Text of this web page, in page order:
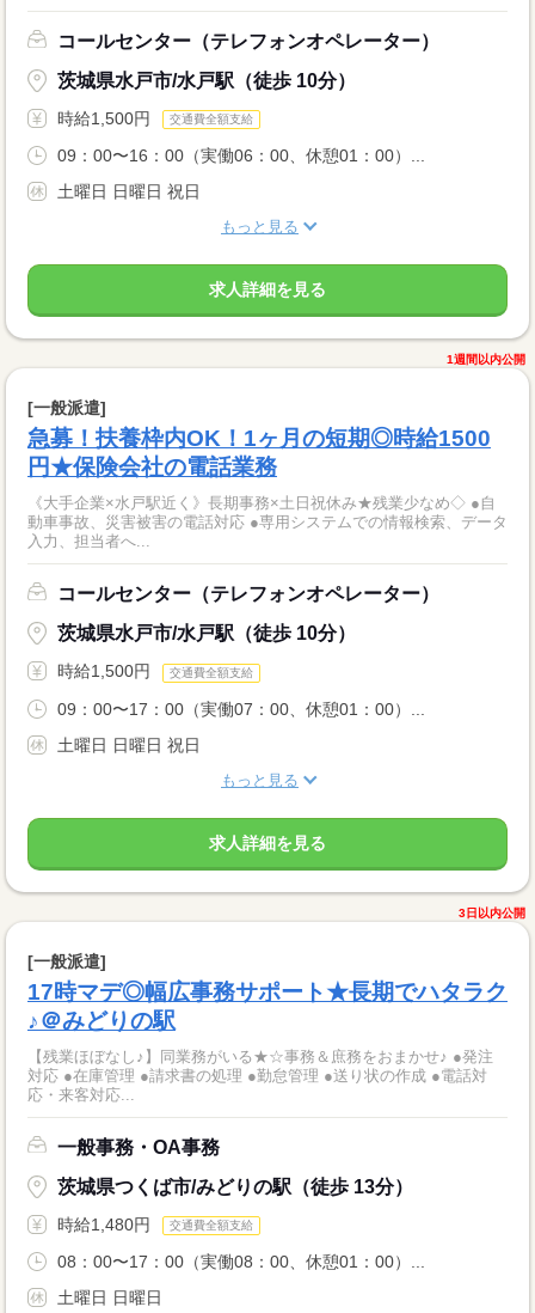
コールセンター（テレフォンオペレーター）
茨城県水戸市/水戸駅（徒歩 10分）
時給1,500円 交通費全額支給
09：00〜16：00（実働06：00、休憩01：00）...
土曜日 日曜日 祝日
もっと見る
求人詳細を見る
1週間以内公開
[一般派遣]
急募！扶養枠内OK！1ヶ月の短期◎時給1500
円★保険会社の電話業務
《大手企業×水戸駅近く》長期事務×土日祝休み★残業少なめ◇ ●自
動車事故、災害被害の電話対応 ●専用システムでの情報検索、データ
入力、担当者へ...
コールセンター（テレフォンオペレーター）
茨城県水戸市/水戸駅（徒歩 10分）
時給1,500円 交通費全額支給
09：00〜17：00（実働07：00、休憩01：00）...
土曜日 日曜日 祝日
もっと見る
求人詳細を見る
3日以内公開
[一般派遣]
17時マデ◎幅広事務サポート★長期でハタラク
♪＠みどりの駅
【残業ほぼなし♪】同業務がいる★☆事務＆庶務をおまかせ♪ ●発注
対応 ●在庫管理 ●請求書の処理 ●勤怠管理 ●送り状の作成 ●電話対
応・来客対応...
一般事務・OA事務
茨城県つくば市/みどりの駅（徒歩 13分）
時給1,480円 交通費全額支給
08：00〜17：00（実働08：00、休憩01：00）...
土曜日 日曜日